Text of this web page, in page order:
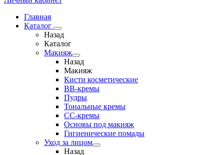
Главная
Каталог
Назад
Каталог
Макияж
Назад
Макияж
Кисти косметические
BB-кремы
Пудры
Тональные кремы
CC-кремы
Основы под макияж
Гигиенические помады
Уход за лицом
Назад